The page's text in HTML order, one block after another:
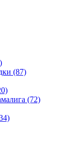
(87)
(72)